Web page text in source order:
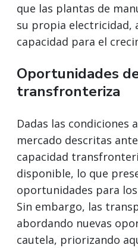
que las plantas de
su propia electricidad,
capacidad para el
Oportunidades
transfronteriza
Dadas las condiciones
mercado descritas
capacidad
disponible, lo que
oportunidades para
Sin embargo, las
abordando nuevas
cautela, priorizando